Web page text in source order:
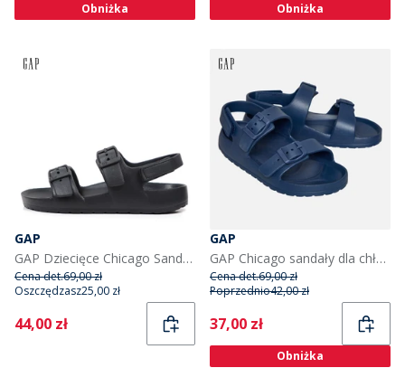
Obniżka Obniżka
GAP
GAP Dziecięce Chicago Sandały Czarny
Cena det.69,00 zł
Oszczędzasz25,00 zł
Current
44,00 zł
GAP
GAP Chicago sandały dla chłopca kolor Elysian Blue
Cena det.69,00 zł
Poprzednio42,00 zł
Current
37,00 zł
Obniżka